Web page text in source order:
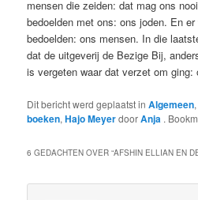
mensen die zeiden: dat mag ons
bedoelden met ons: ons joden. En
bedoelden: ons mensen. In die
dat de uitgeverij de Bezige Bij,
is vergeten waar dat verzet om
Dit bericht werd geplaatst inAlgemeen,
boeken,Hajo MeyerdoorAnja .
6 GEDACHTEN OVER “AFSHIN ELLIAN EN